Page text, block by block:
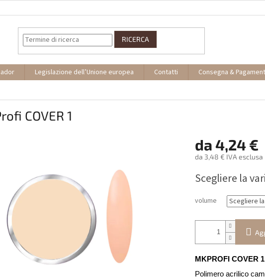
RICERCA
Legislazione dell’Unione europea Contatti Consegna &
COVER 1
da4,24 €
da 3,48 € IVA esclusa
della
Scegliere la
volume
MKPROFI COVER 1
Polimero acrilico